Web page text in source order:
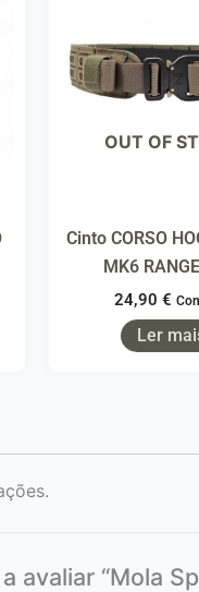
OUT OF
Cinto CORSO
MK6
24,90€
Ler
avaliar “Mola